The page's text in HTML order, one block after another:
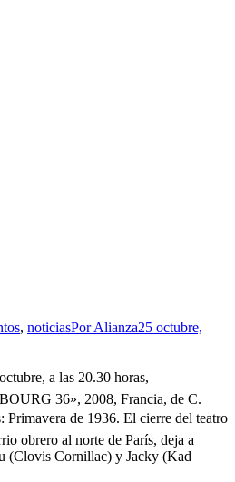
, noticiasPorAlianza25 octubre,
a las 20.30 horas,
36», 2008, Francia, de C.
de 1936. El cierre del teatro
obrero al norte de París, deja a
(Clovis Cornillac) y Jacky (Kad